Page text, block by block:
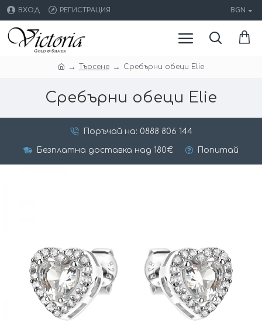
ВХОД РЕГИСТРАЦИЯ BGN
Търсене Сребърни обеци Elie
Сребърни обеци Elie
Поръчай на: 0888 806 144
Безплатна доставка над 180€ Попитай